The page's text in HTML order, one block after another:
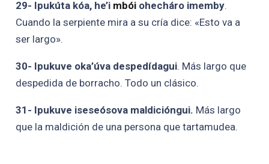
29- Ipukúta kóa, he’i mbóiohecháro imemby.
Cuando la serpiente mira a su cría dice: «Esto va a
ser largo».
30- Ipukuve oka’úva despedídagui. Más largo que
despedida de borracho. Todo un clásico.
31- Ipukuve iseseósova maldicióngui. Más largo
que la maldición de una persona que tartamudea.